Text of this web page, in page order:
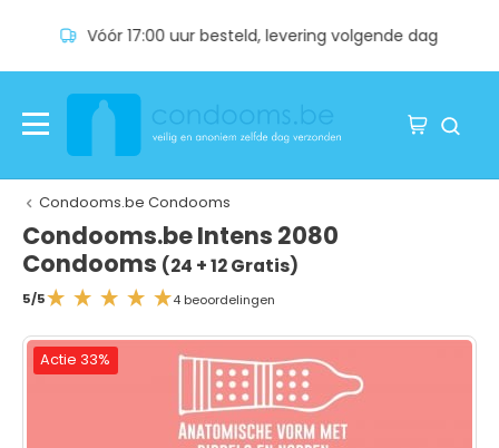
Vóór 17:00 uur besteld, levering volgende dag
Condooms.be Condooms
Condooms.be Intens 2080
Condooms (24 + 12 Gratis)
5/5 4 beoordelingen
Actie 33%